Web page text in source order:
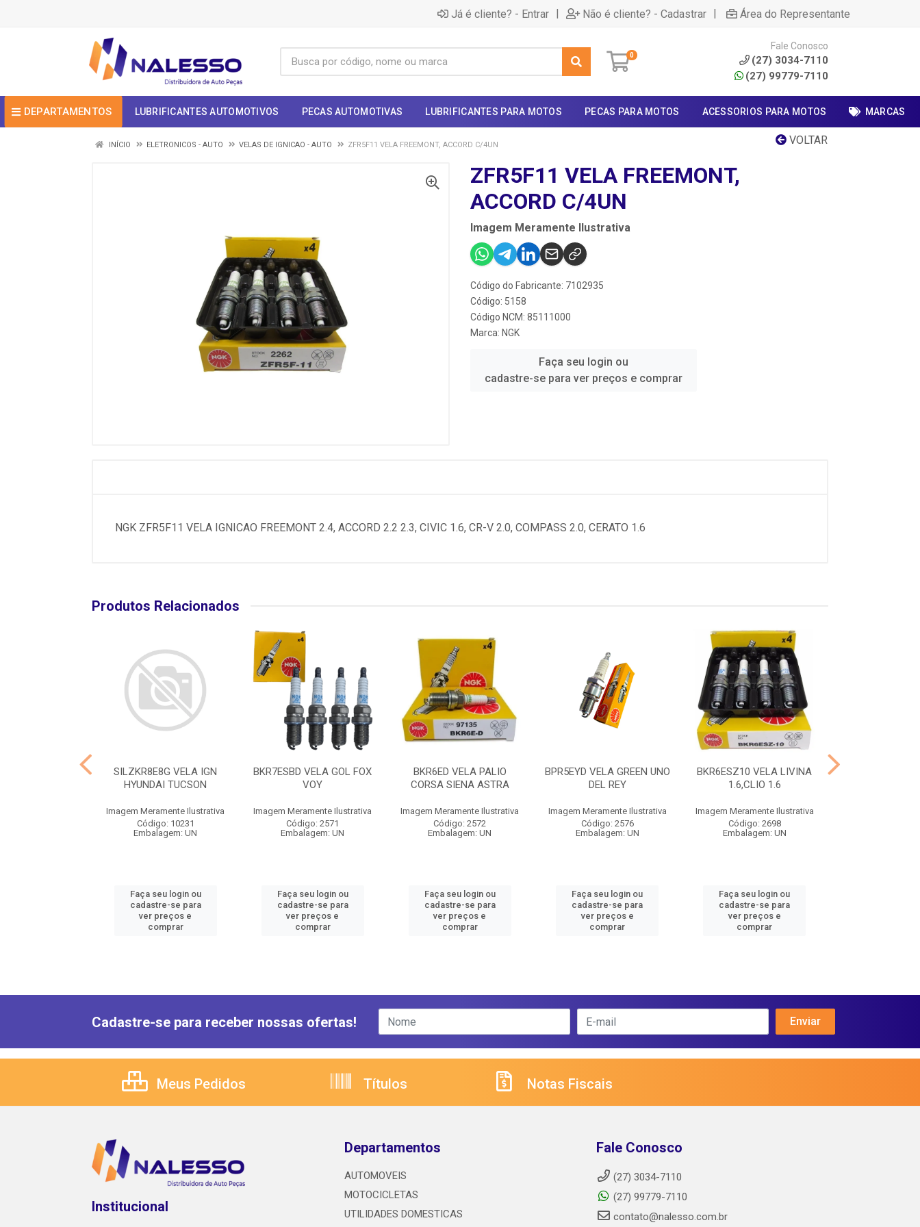
Já é cliente? - Entrar | Não é cliente? - Cadastrar | Área do Representante
0
Fale Conosco
(27) 3034-7110
(27) 99779-7110
DEPARTAMENTOS LUBRIFICANTES AUTOMOTIVOS PECAS AUTOMOTIVAS LUBRIFICANTES PARA MOTOS PECAS PARA MOTOS ACESSORIOS PARA MOTOS MARCAS
VOLTAR
INÍCIO ELETRONICOS - AUTO VELAS DE IGNICAO - AUTO ZFR5F11 VELA FREEMONT, ACCORD C/4UN
ZFR5F11 VELA FREEMONT,
ACCORD C/4UN
Imagem Meramente Ilustrativa
Código do Fabricante: 7102935
Código: 5158
Código NCM: 85111000
Marca: NGK
Faça seu login ou
cadastre-se para ver preços e comprar
NGK ZFR5F11 VELA IGNICAO FREEMONT 2.4, ACCORD 2.2 2.3, CIVIC 1.6, CR-V 2.0, COMPASS 2.0, CERATO 1.6
Produtos Relacionados
SILZKR8E8G VELA IGN
HYUNDAI TUCSON
Imagem Meramente Ilustrativa
Código: 10231
Embalagem: UN
Faça seu login ou
cadastre-se para
ver preços e
comprar
BKR7ESBD VELA GOL FOX
VOY
Imagem Meramente Ilustrativa
Código: 2571
Embalagem: UN
Faça seu login ou
cadastre-se para
ver preços e
comprar
BKR6ED VELA PALIO
CORSA SIENA ASTRA
Imagem Meramente Ilustrativa
Código: 2572
Embalagem: UN
Faça seu login ou
cadastre-se para
ver preços e
comprar
BPR5EYD VELA GREEN UNO
DEL REY
Imagem Meramente Ilustrativa
Código: 2576
Embalagem: UN
Faça seu login ou
cadastre-se para
ver preços e
comprar
BKR6ESZ10 VELA LIVINA
1.6,CLIO 1.6
Imagem Meramente Ilustrativa
Código: 2698
Embalagem: UN
Faça seu login ou
cadastre-se para
ver preços e
comprar
Cadastre-se para receber nossas ofertas!
Meus Pedidos Títulos Notas Fiscais
Institucional
Departamentos
AUTOMOVEIS
MOTOCICLETAS
UTILIDADES DOMESTICAS
Fale Conosco
(27) 3034-7110
(27) 99779-7110
contato@nalesso.com.br